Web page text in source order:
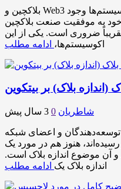
بلاکچین و Web3 صنعتی هستند که در آن انواع اکوسیستم‌ها وجود
به موفقیت صنعت بلاکچین
ضروری است. یکی از این
اکوسیستم‌ها، ادامه مطلب
(اندازه بلاک) بر بیتکوین
شاطریان 0 3 سال پیش
توسعه‌دهندگان و اعضای شبکه
هنوز هم در مورد یک
آن موضوع اندازه بلاک است.
اندازه بلاک یک ادامه مطلب